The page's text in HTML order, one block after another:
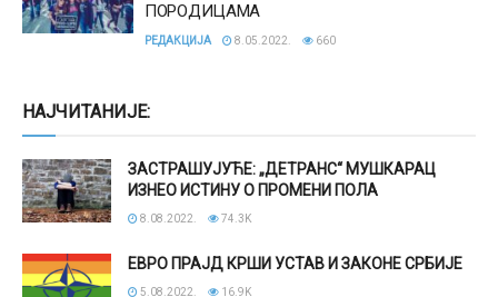
ПОРОДИЦАМА
РЕДАКЦИЈА 8.05.2022. 660
НАЈЧИТАНИЈЕ:
ЗАСТРАШУЈУЋЕ: „ДЕТРАНС“ МУШКАРАЦ
ИЗНЕО ИСТИНУ О ПРОМЕНИ ПОЛА
8.08.2022. 74.3K
ЕВРО ПРАЈД КРШИ УСТАВ И ЗАКОНЕ СРБИЈЕ
5.08.2022. 16.9K